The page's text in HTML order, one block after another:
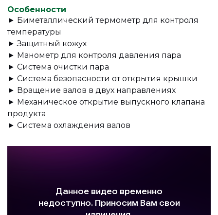
Особенности
► Биметаллический термометр для контроля
температуры
► Защитный кожух
► Манометр для контроля давления пара
► Система очистки пара
► Система безопасности от открытия крышки
► Вращение валов в двух направлениях
► Механическое открытие выпускного клапана
продукта
► Система охлаждения валов